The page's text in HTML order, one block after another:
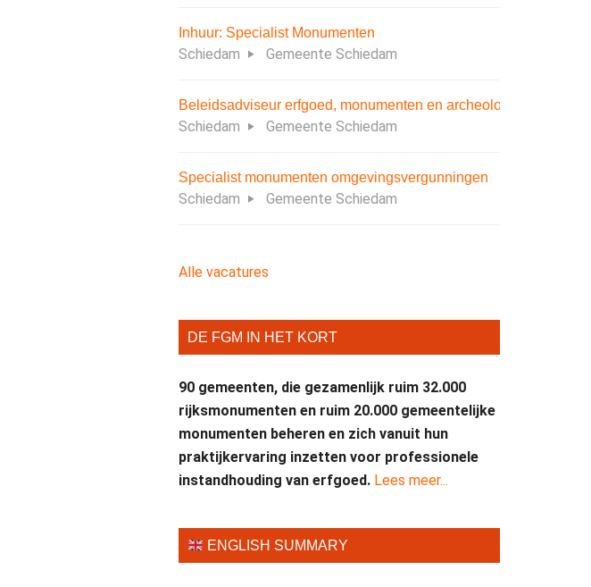
Inhuur: Specialist Monumenten
Schiedam Gemeente Schiedam
Beleidsadviseur erfgoed, monumenten en archeologie
Schiedam Gemeente Schiedam
Specialist monumenten omgevingsvergunningen
Schiedam Gemeente Schiedam
Alle vacatures
DE FGM IN HET KORT
90 gemeenten, die gezamenlijk ruim 32.000
rijksmonumenten en ruim 20.000 gemeentelijke
monumenten beheren en zich vanuit hun
praktijkervaring inzetten voor professionele
instandhouding van erfgoed. Lees meer...
ENGLISH SUMMARY